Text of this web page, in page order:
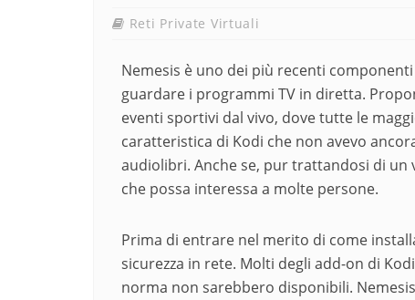
Reti Private Virtuali
Nemesis è uno dei più recenti
guardare i programmi TV in diretta.
eventi sportivi dal vivo, dove tutte le
caratteristica di Kodi che non avevo
audiolibri. Anche se, pur trattandosi di
che possa interessa a molte persone.
Prima di entrare nel merito di come
sicurezza in rete. Molti degli add-on di
norma non sarebbero disponibili.